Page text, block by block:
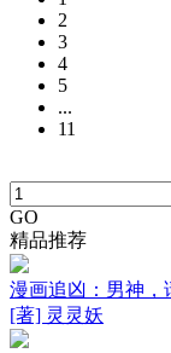
2
3
4
5
...
11
GO
精品推荐
漫画追凶：男神，
[著] 灵灵妖